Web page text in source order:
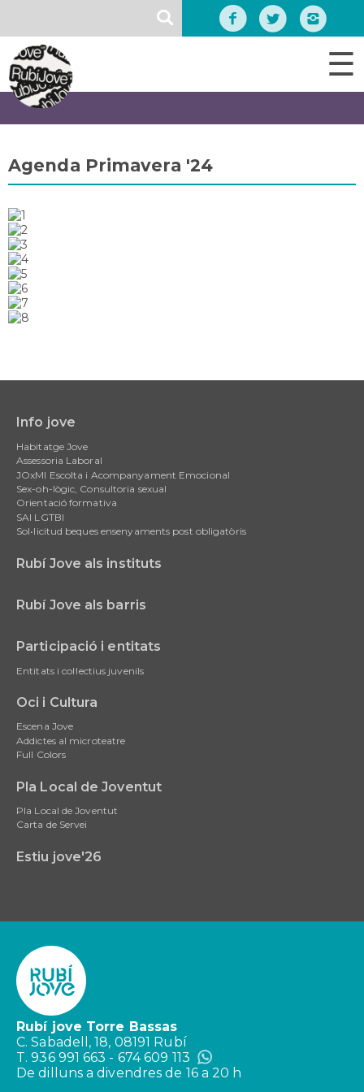
contingut
☰
Agenda Primavera '24
navigation
Info jove
Habitatge Jove
Assessoria Laboral
JOxMI Escolta i Acompanyament Emocional
Sex-oh-lògic, Consultoria sexual
Orientació formativa
SAI LGTBI
Sol•licitud beques ensenyaments post obligatòris
Rubí Jove als instituts
Rubí Jove als barris
Participació i entitats
Entitats i col·lectius juvenils
Oci i Cultura
Escena Jove
Addictes al microteatre
Full Colors
Pla Local de Joventut
Pla Local de Joventut
Carta de Servei
Estiu jove'26
Rubí jove Torre Bassas
C. Sabadell, 18, 08191 Rubí
T. 936 991 663 - 674 609 113
De dilluns a divendres de 16 a 20 h